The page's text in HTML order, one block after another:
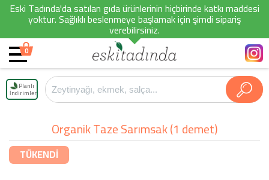
Eski Tadında'da satılan gıda ürünlerinin hiçbirinde katkı maddesi
yoktur. Sağlıklı beslenmeye başlamak için şimdi sipariş
verebilirsiniz.
0
Planlı
İndirimler
Organik Taze Sarımsak (1 demet)
TÜKENDİ